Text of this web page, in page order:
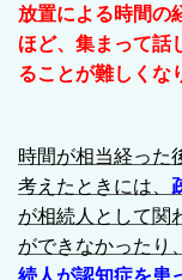
放置による時間の
ほど、集まって話
ることが難しくな
時間が相当経った
考えたときには、
が相続人として関
ができなかったり
続人が認知症を患